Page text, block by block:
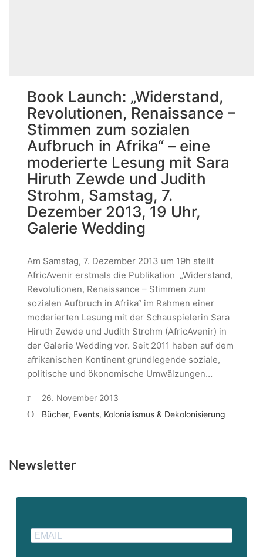
Book Launch: „Widerstand,
Revolutionen, Renaissance –
Stimmen zum sozialen
Aufbruch in Afrika“ – eine
moderierte Lesung mit Sara
Hiruth Zewde und Judith
Strohm, Samstag, 7.
Dezember 2013, 19 Uhr,
Galerie Wedding
Am Samstag, 7. Dezember 2013 um 19h stellt
AfricAvenir erstmals die Publikation „Widerstand,
Revolutionen, Renaissance – Stimmen zum
sozialen Aufbruch in Afrika“ im Rahmen einer
moderierten Lesung mit der Schauspielerin Sara
Hiruth Zewde und Judith Strohm (AfricAvenir) in
der Galerie Wedding vor. Seit 2011 haben auf dem
afrikanischen Kontinent grundlegende soziale,
politische und ökonomische Umwälzungen…
26. November 2013
Bücher, Events, Kolonialismus & Dekolonisierung
Newsletter